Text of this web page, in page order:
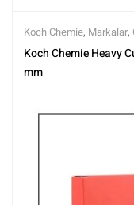
Koch Chemie, Markalar,
Polisaj ve Parlatma,
Koch Chemie Heavy
mm